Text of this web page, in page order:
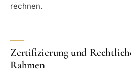
rechnen.
Zertifizierung und
Rahmen